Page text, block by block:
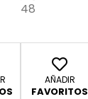
48
AÑADIR
FAVORITOS